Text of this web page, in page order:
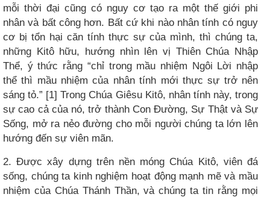
mỗi thời đại cũng có nguy cơ tạo ra một thế giới phi
nhân và bất công hơn. Bất cứ khi nào nhân tính có nguy
cơ bị tổn hại căn tính thực sự của mình, thì chúng ta,
những Kitô hữu, hướng nhìn lên vị Thiên Chúa Nhập
Thể, ý thức rằng “chỉ trong mầu nhiệm Ngôi Lời nhập
thể thì mầu nhiệm của nhân tính mới thực sự trở nên
sáng tỏ.” [1] Trong Chúa Giêsu Kitô, nhân tính này, trong
sự cao cả của nó, trở thành Con Đường, Sự Thật và Sự
Sống, mở ra nẻo đường cho mỗi người chúng ta lớn lên
hướng đến sự viên mãn.
2. Được xây dựng trên nền móng Chúa Kitô, viên đá
sống, chúng ta kinh nghiệm hoạt động mạnh mẽ và mầu
nhiệm của Chúa Thánh Thần, và chúng ta tin rằng mọi